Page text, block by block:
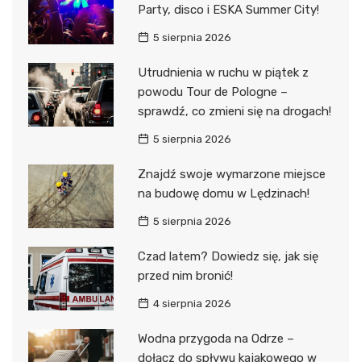
Party, disco i ESKA Summer City!
5 sierpnia 2026
Utrudnienia w ruchu w piątek z
powodu Tour de Pologne –
sprawdź, co zmieni się na drogach!
5 sierpnia 2026
Znajdź swoje wymarzone miejsce
na budowę domu w Lędzinach!
5 sierpnia 2026
Czad latem? Dowiedz się, jak się
przed nim bronić!
4 sierpnia 2026
Wodna przygoda na Odrze –
dołącz do spływu kajakowego w